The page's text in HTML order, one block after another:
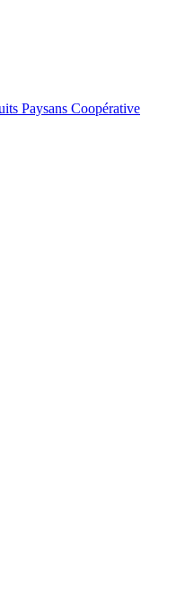
Paysans Coopérative